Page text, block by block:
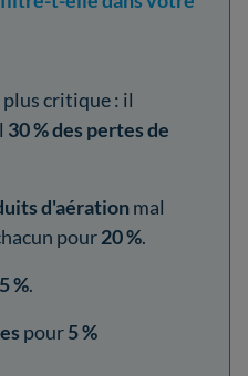
plus critique : il
30 % des pertes de
d'aérationmal
pour20 %.
%.
pour5 %